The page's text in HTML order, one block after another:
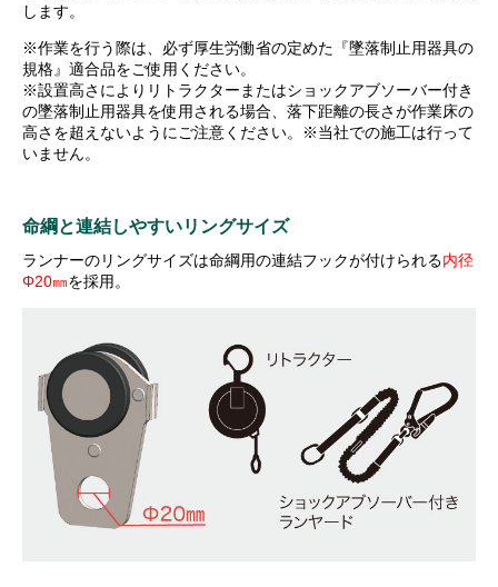
します。
※作業を行う際は、必ず厚生労働省の定めた『墜落制止用器具の
規格』適合品をご使用ください。
※設置高さによりリトラクターまたはショックアブソーバー付き
の墜落制止用器具を使用される場合、落下距離の長さが作業床の
高さを超えないようにご注意ください。※当社での施工は行って
いません。
命綱と連結しやすいリングサイズ
ランナーのリングサイズは命綱用の連結フックが付けられる内径
Φ20㎜を採用。